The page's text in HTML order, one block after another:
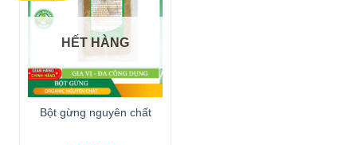
HẾT HÀNG
Bột gừng nguyên chất